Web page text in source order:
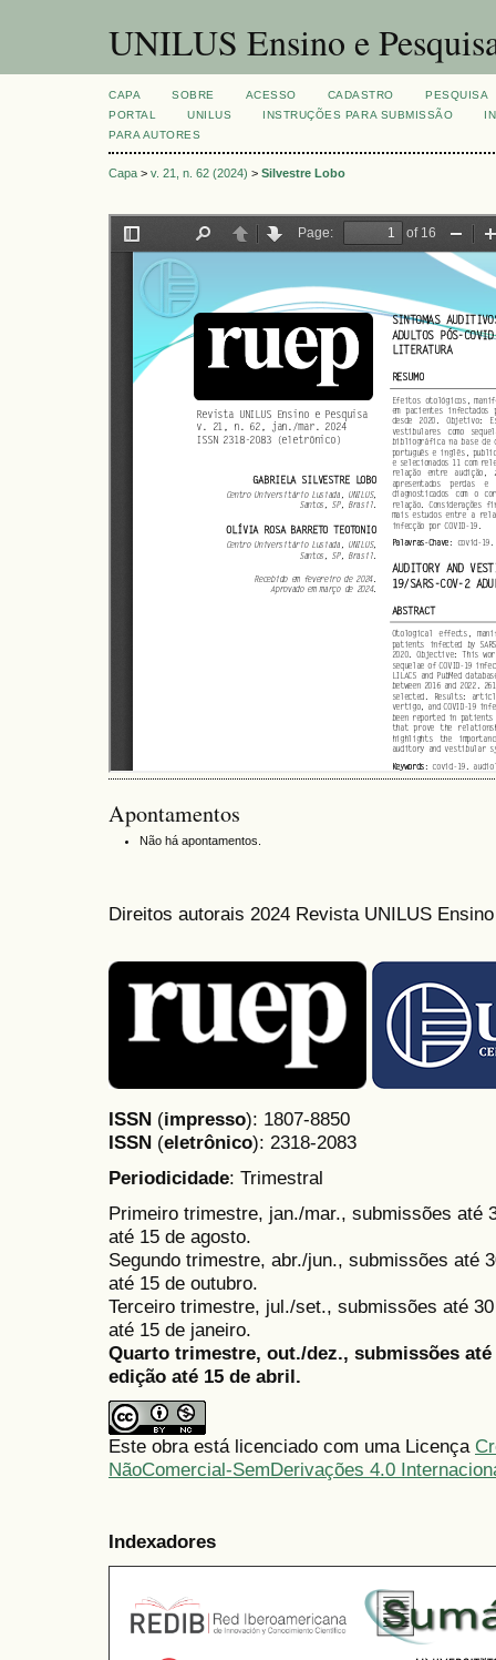
UNILUS Ensino e
CAPA SOBRE ACESSO CADASTRO
PESQUISA
PORTAL
UNILUS INSTRUÇÕES PARA SUBMISSÃO
PARA AUTORES
Capa > v. 21, n. 62 (2024) > Silvestre Lobo
Apontamentos
Não há apontamentos.
Direitos autorais 2024 Revista UNILUS
ISSN (impresso): 1807-8850
ISSN (eletrônico): 2318-2083
Periodicidade: Trimestral
Primeiro trimestre, jan./mar., submissões até
até 15 de agosto.
Segundo trimestre, abr./jun., submissões até
até 15 de outubro.
Terceiro trimestre, jul./set., submissões até
até 15 de janeiro.
Quarto trimestre, out./dez., submissões
edição até 15 de abril.
Este obra está licenciado com uma Licença
NãoComercial-SemDerivações 4.0
Indexadores